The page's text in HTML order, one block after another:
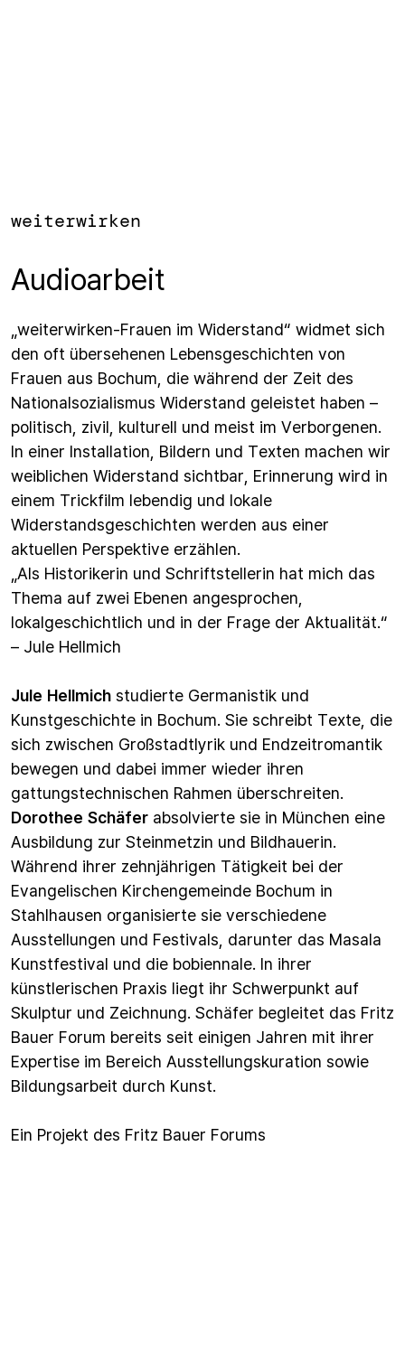
weiterwirken
Audioarbeit
„weiterwirken-Frauen im Widerstand“ widmet sich
den oft übersehenen Lebensgeschichten von
Frauen aus Bochum, die während der Zeit des
Nationalsozialismus Widerstand geleistet haben –
politisch, zivil, kulturell und meist im Verborgenen.
In einer Installation, Bildern und Texten machen wir
weiblichen Widerstand sichtbar, Erinnerung wird in
einem Trickfilm lebendig und lokale
Widerstandsgeschichten werden aus einer
aktuellen Perspektive erzählen.
„Als Historikerin und Schriftstellerin hat mich das
Thema auf zwei Ebenen angesprochen,
lokalgeschichtlich und in der Frage der Aktualität.“
– Jule Hellmich
Jule Hellmich studierte Germanistik und
Kunstgeschichte in Bochum. Sie schreibt Texte, die
sich zwischen Großstadtlyrik und Endzeitromantik
bewegen und dabei immer wieder ihren
gattungstechnischen Rahmen überschreiten.
Dorothee Schäfer absolvierte sie in München eine
Ausbildung zur Steinmetzin und Bildhauerin.
Während ihrer zehnjährigen Tätigkeit bei der
Evangelischen Kirchengemeinde Bochum in
Stahlhausen organisierte sie verschiedene
Ausstellungen und Festivals, darunter das Masala
Kunstfestival und die bobiennale. In ihrer
künstlerischen Praxis liegt ihr Schwerpunkt auf
Skulptur und Zeichnung. Schäfer begleitet das Fritz
Bauer Forum bereits seit einigen Jahren mit ihrer
Expertise im Bereich Ausstellungskuration sowie
Bildungsarbeit durch Kunst.
Ein Projekt des Fritz Bauer Forums